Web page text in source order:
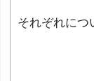
それぞれにつ